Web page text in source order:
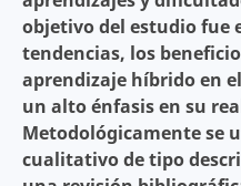
objetivo del estudio fue
tendencias, los
aprendizaje híbrido en
un alto énfasis en su
Metodológicamente se
cualitativo de tipo